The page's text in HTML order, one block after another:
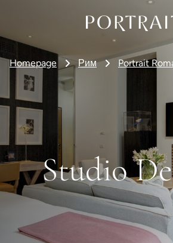
Homepage Рим Portrait
Studio